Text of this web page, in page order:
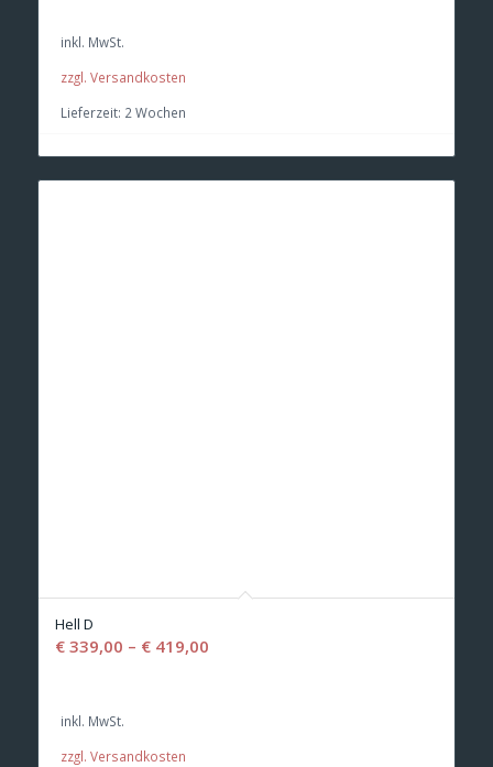
inkl. MwSt.
zzgl. Versandkosten
Lieferzeit: 2 Wochen
Hell D
€339,00 – €419,00
inkl. MwSt.
zzgl. Versandkosten